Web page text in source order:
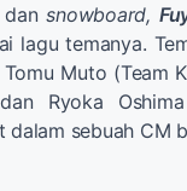
dansnowboard,
lagu temanya.
Muto (Team
Ryoka
dalam sebuah CM